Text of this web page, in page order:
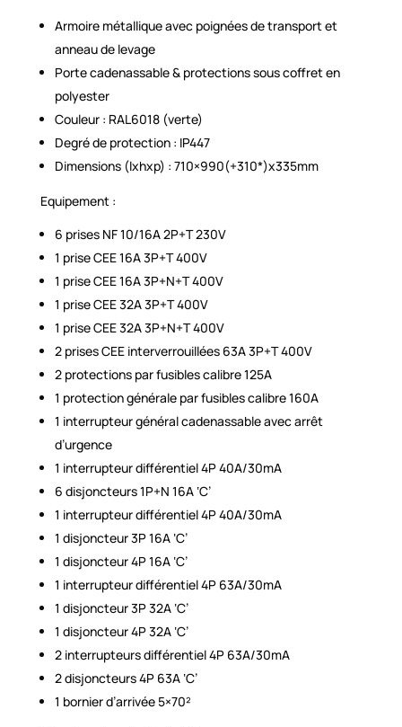
Armoire métallique avec poignées de transport et
anneau de levage
Porte cadenassable & protections sous coffret en
polyester
Couleur : RAL6018 (verte)
Degré de protection : IP447
Dimensions (lxhxp) : 710×990(+310*)x335mm
Equipement :
6 prises NF 10/16A 2P+T 230V
1 prise CEE 16A 3P+T 400V
1 prise CEE 16A 3P+N+T 400V
1 prise CEE 32A 3P+T 400V
1 prise CEE 32A 3P+N+T 400V
2 prises CEE interverrouillées 63A 3P+T 400V
2 protections par fusibles calibre 125A
1 protection générale par fusibles calibre 160A
1 interrupteur général cadenassable avec arrêt
d’urgence
1 interrupteur différentiel 4P 40A/30mA
6 disjoncteurs 1P+N 16A ‘C’
1 interrupteur différentiel 4P 40A/30mA
1 disjoncteur 3P 16A ‘C’
1 disjoncteur 4P 16A ‘C’
1 interrupteur différentiel 4P 63A/30mA
1 disjoncteur 3P 32A ‘C’
1 disjoncteur 4P 32A ‘C’
2 interrupteurs différentiel 4P 63A/30mA
2 disjoncteurs 4P 63A ‘C’
1 bornier d’arrivée 5×70²